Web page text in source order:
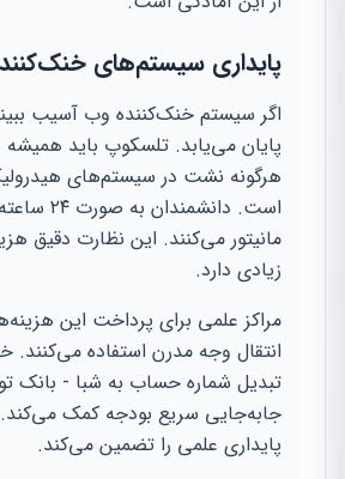
پایداری سیستم‌های
اگر سیستم خنک‌کننده وب آسیب
پایان می‌یابد. تلسکوپ باید همیشه
هرگونه نشت در سیستم‌های
است.
مانیتور می‌کنند. این نظارت دقیق
زیادی دارد.
مراکز علمی برای پرداخت این
انتقال وجه مدرن استفاده می‌کنند.
تبدیل شماره حساب به شبا - بانک
جابه‌جایی سریع بودجه کمک می‌کند.
پایداری علمی را تضمین می‌کند.